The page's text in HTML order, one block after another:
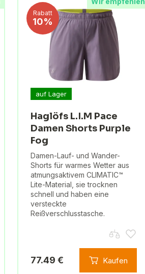
Rabatt
10%
auf Lager
Haglöfs L.I.M Pace
Damen Shorts Purple
Fog
Damen-Lauf- und Wander-
Shorts für warmes Wetter aus
atmungsaktivem CLIMATIC™
Lite-Material, sie trocknen
schnell und haben eine
versteckte
Reißverschlusstasche.
77.49 € Kaufen